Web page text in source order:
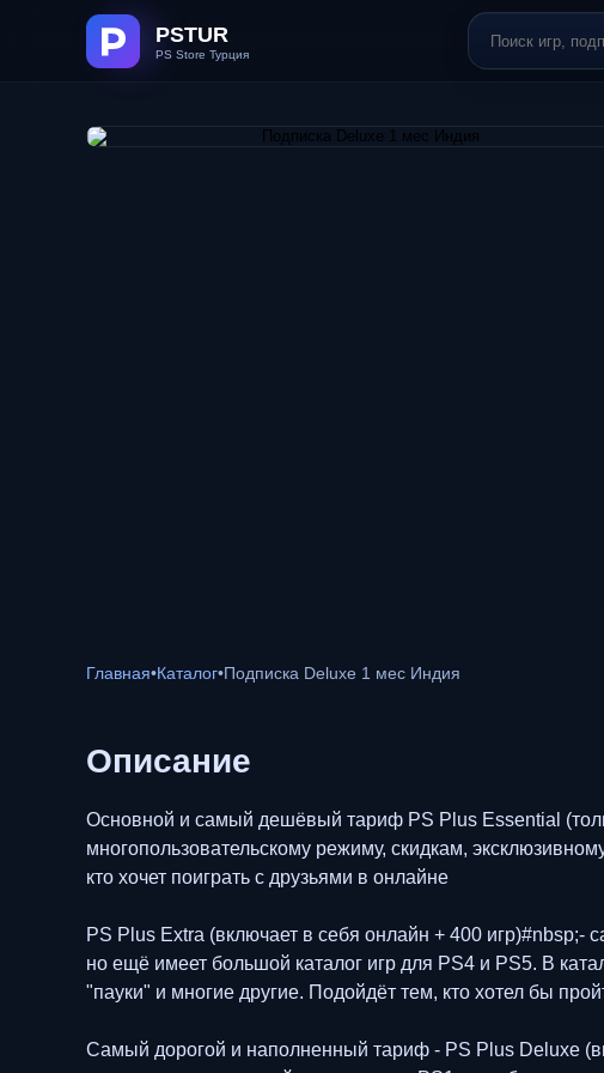
Главная•Каталог•Подписка Deluxe 1 мес Индия
Описание
Основной и самый дешёвый тариф PS Plus Essential
многопользовательскому режиму, скидкам,
кто хочет поиграть с друзьями в онлайне
PS Plus Extra (включает в себя онлайн + 400
но ещё имеет большой каталог игр для PS4 и PS5. В
"пауки" и многие другие. Подойдёт тем, кто хотел бы
Самый дорогой и наполненный тариф - PS Plus Deluxe